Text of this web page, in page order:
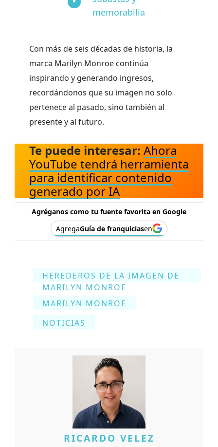
memorabilia
Con más de seis décadas de historia, la
marca Marilyn Monroe continúa
inspirando y generando ingresos,
recordándonos que su imagen no solo
pertenece al pasado, sino también al
presente y al futuro.
Te puede interesar: Ahora
YouTube tendrá herramienta
para identificar contenido
generado por IA
Agréganos como tu fuente favorita en Google
AgregaGuía de franquiciasen
HEREDEROS DE LA IMAGEN DE
MARILYN MONROE
MARILYN MONROE
NOTICIAS
RICARDO VELEZ